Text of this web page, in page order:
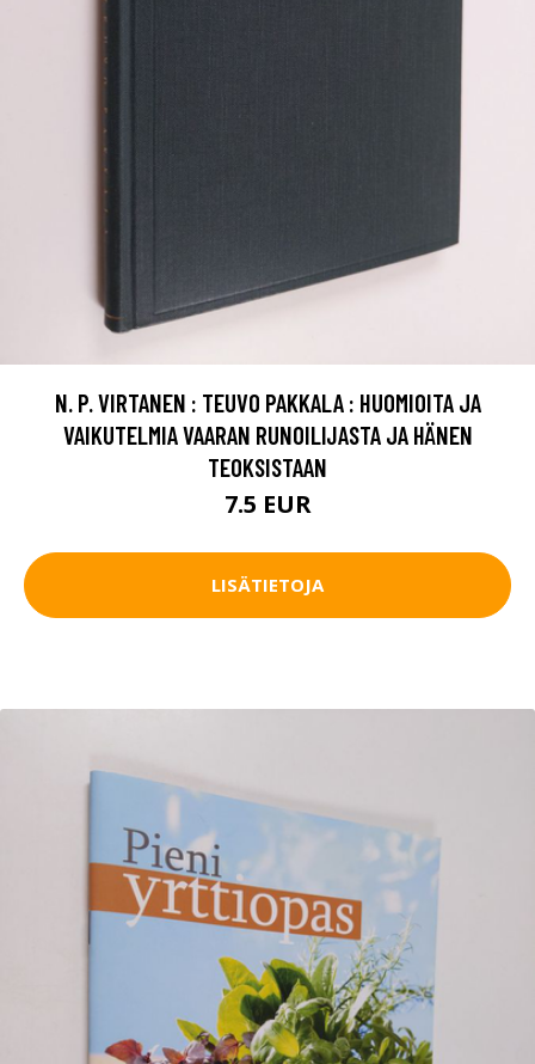
N. P. VIRTANEN : TEUVO PAKKALA : HUOMIOITA JA
VAIKUTELMIA VAARAN RUNOILIJASTA JA HÄNEN
TEOKSISTAAN
7.5 EUR
LISÄTIETOJA